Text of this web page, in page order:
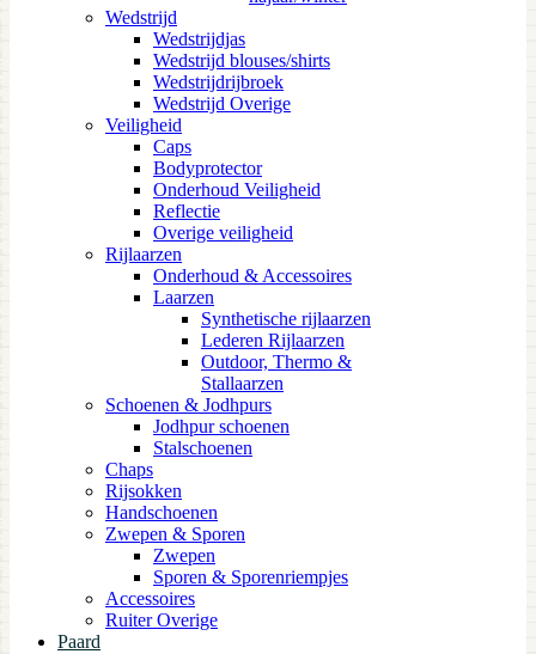
Wedstrijd
Wedstrijdjas
Wedstrijd blouses/shirts
Wedstrijdrijbroek
Wedstrijd Overige
Veiligheid
Caps
Bodyprotector
Onderhoud Veiligheid
Reflectie
Overige veiligheid
Rijlaarzen
Onderhoud & Accessoires
Laarzen
Synthetische rijlaarzen
Lederen Rijlaarzen
Outdoor, Thermo &
Stallaarzen
Schoenen & Jodhpurs
Jodhpur schoenen
Stalschoenen
Chaps
Rijsokken
Handschoenen
Zwepen & Sporen
Zwepen
Sporen & Sporenriempjes
Accessoires
Ruiter Overige
Paard